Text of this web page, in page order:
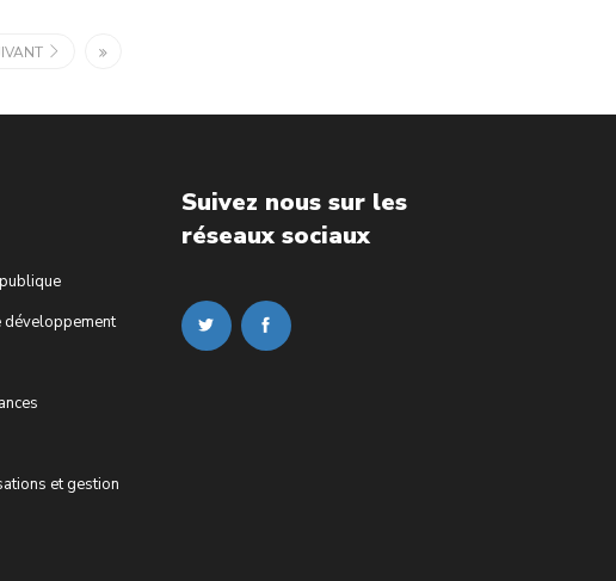
et gestion
Suivez nous sur les
réseaux sociaux